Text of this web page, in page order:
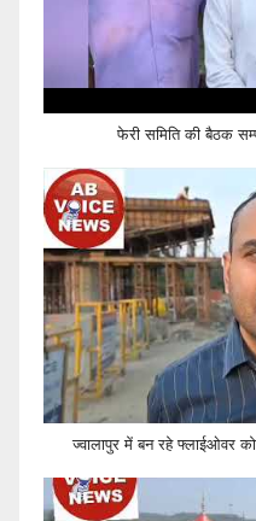
फेरी समिति की बैठक
ज्वालापुर में बन रहे फ्लाईओवर